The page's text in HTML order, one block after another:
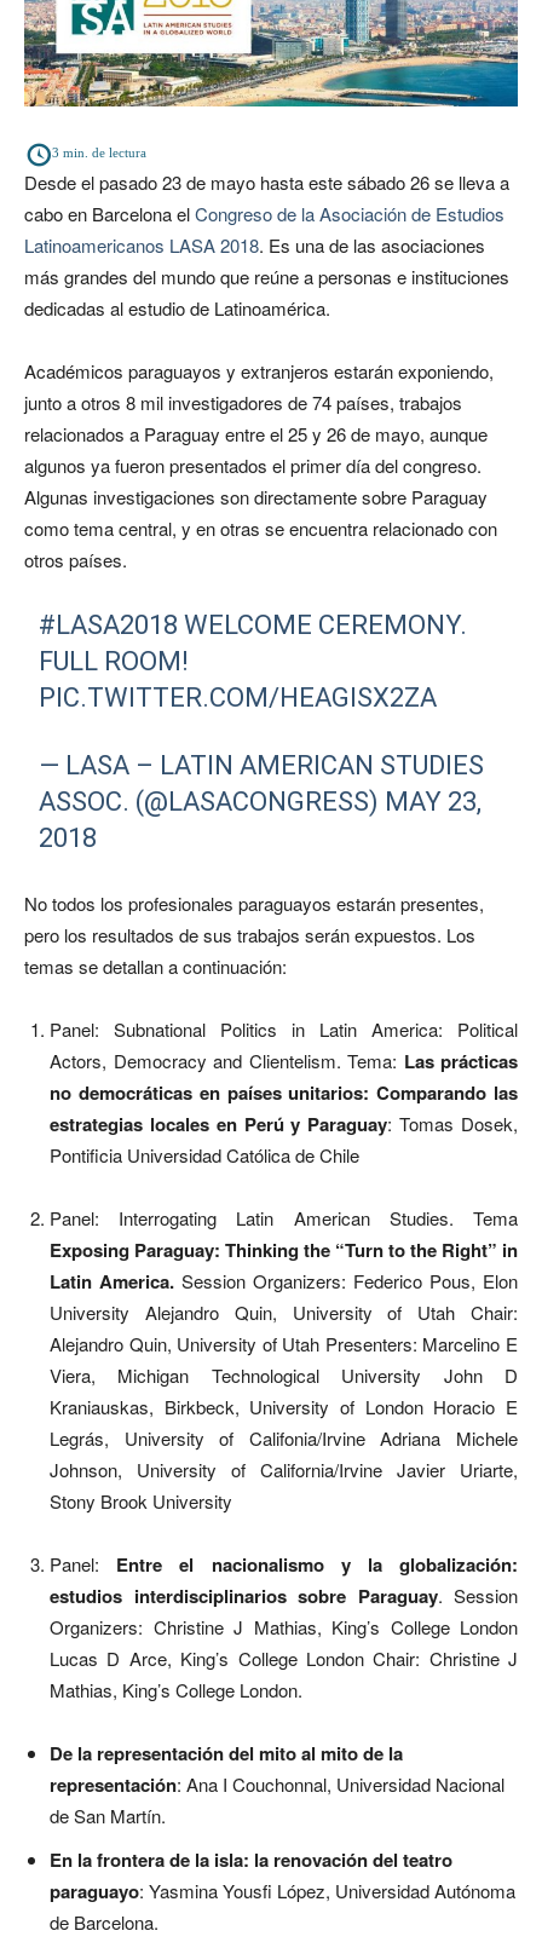
3 min. de lectura
Desde el pasado 23 de mayo hasta este sábado 26 se lleva a
cabo en Barcelona elCongreso de la Asociación de Estudios
Latinoamericanos LASA 2018. Es una de las asociaciones
más grandes del mundo que reúne a personas e instituciones
dedicadas al estudio de Latinoamérica.
Académicos paraguayos y extranjeros estarán exponiendo,
junto a otros 8 mil investigadores de 74 países, trabajos
relacionados a Paraguay entre el 25 y 26 de mayo, aunque
algunos ya fueron presentados el primer día del congreso.
Algunas investigaciones son directamente sobre Paraguay
como tema central, y en otras se encuentra relacionado con
otros países.
#LASA2018 WELCOME CEREMONY.
FULL ROOM!
PIC.TWITTER.COM/HEAGISX2ZA
— LASA – LATIN AMERICAN STUDIES
ASSOC. (@LASACONGRESS) MAY 23,
2018
No todos los profesionales paraguayos estarán presentes,
pero los resultados de sus trabajos serán expuestos. Los
temas se detallan a continuación:
Panel: Subnational Politics in Latin America: Political
Actors, Democracy and Clientelism. Tema: Las prácticas
no democráticas en países unitarios: Comparando las
estrategias locales en Perú y Paraguay: Tomas Dosek,
Pontificia Universidad Católica de Chile
Panel: Interrogating Latin American Studies. Tema
Exposing Paraguay: Thinking the “Turn to the Right” in
Latin America. Session Organizers: Federico Pous, Elon
University Alejandro Quin, University of Utah Chair:
Alejandro Quin, University of Utah Presenters: Marcelino E
Viera, Michigan Technological University John D
Kraniauskas, Birkbeck, University of London Horacio E
Legrás, University of Califonia/Irvine Adriana Michele
Johnson, University of California/Irvine Javier Uriarte,
Stony Brook University
Panel: Entre el nacionalismo y la globalización:
estudios interdisciplinarios sobre Paraguay. Session
Organizers: Christine J Mathias, King’s College London
Lucas D Arce, King’s College London Chair: Christine J
Mathias, King’s College London.
De la representación del mito al mito de la
representación: Ana I Couchonnal, Universidad Nacional
de San Martín.
En la frontera de la isla: la renovación del teatro
paraguayo: Yasmina Yousfi López, Universidad Autónoma
de Barcelona.